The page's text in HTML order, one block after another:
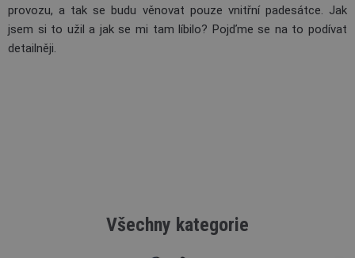
provozu, a tak se budu věnovat pouze vnitřní padesátce. Jak
jsem si to užil a jak se mi tam líbilo? Pojďme se na to podívat
detailněji.
Všechny kategorie